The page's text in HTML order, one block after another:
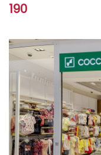
190